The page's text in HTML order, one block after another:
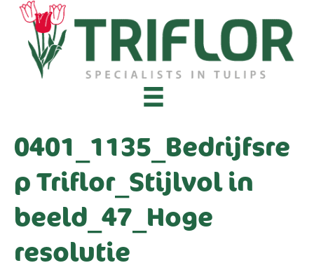
0401_1135_Bedrijfsre
p Triflor_Stijlvol in
beeld_47_Hoge
resolutie